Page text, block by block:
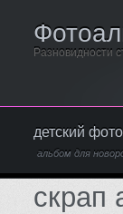
Разновидности
детский
альбом для
скрап